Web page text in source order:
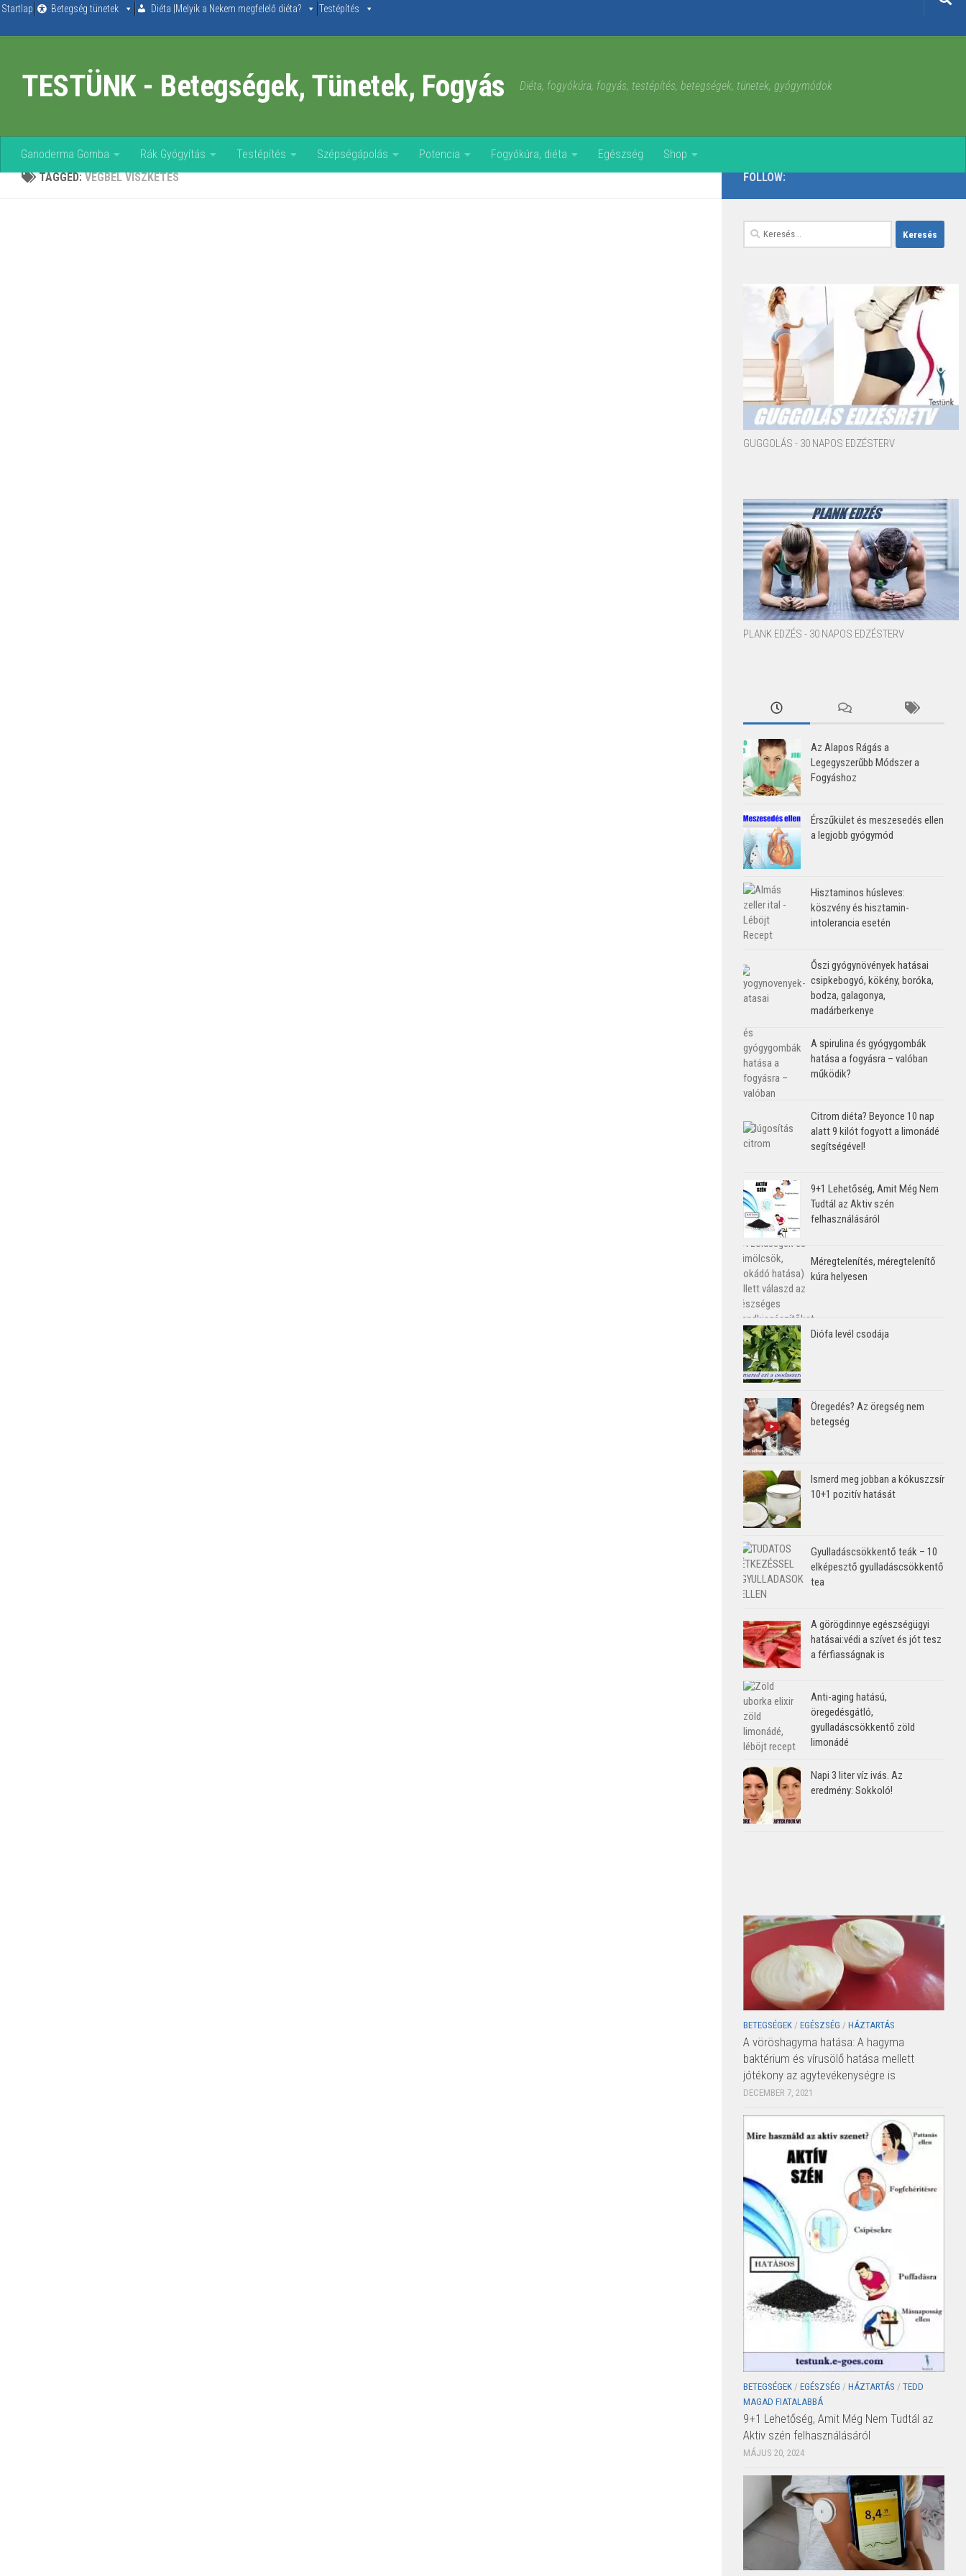
Skip to content
Startlap Betegség tünetek Diéta |Melyik a Nekem megfelelő diéta? Testépítés
TESTÜNK - Betegségek, Tünetek, Fogyás Diéta, fogyókúra, fogyás, testépítés, betegségek, tünetek, gyógymódok
Ganoderma Gomba Rák Gyógyítás Testépítés Szépségápolás Potencia Fogyókúra, diéta Egészség
Shop
TAGGED:VÉGBÉL VISZKETÉS FOLLOW:
Keresés:
GUGGOLÁS - 30 NAPOS EDZÉSTERV
PLANK EDZÉS - 30 NAPOS EDZÉSTERV
Az Alapos Rágás a
Legegyszerűbb Módszer a
Fogyáshoz
Érszűkület és meszesedés ellen
a legjobb gyógymód
Hisztaminos húsleves:
köszvény és hisztamin-
intolerancia esetén
Őszi gyógynövények hatásai
csipkebogyó, kökény, boróka,
bodza, galagonya,
madárberkenye
A spirulina és gyógygombák
hatása a fogyásra – valóban
működik?
Citrom diéta? Beyonce 10 nap
alatt 9 kilót fogyott a limonádé
segítségével!
9+1 Lehetőség, Amit Még Nem
Tudtál az Aktiv szén
felhasználásáról
Méregtelenítés, méregtelenítő
kúra helyesen
Diófa levél csodája
Öregedés? Az öregség nem
betegség
Ismerd meg jobban a kókuszzsír
10+1 pozitív hatását
Gyulladáscsökkentő teák – 10
elképesztő gyulladáscsökkentő
tea
A görögdinnye egészségügyi
hatásai:védi a szívet és jót tesz
a férfiasságnak is
Anti-aging hatású,
öregedésgátló,
gyulladáscsökkentő zöld
limonádé
Napi 3 liter víz ivás. Az
eredmény: Sokkoló!
BETEGSÉGEK / EGÉSZSÉG / HÁZTARTÁS
A vöröshagyma hatása: A hagyma
baktérium és vírusölő hatása mellett
jótékony az agytevékenységre is
DECEMBER 7, 2021
BETEGSÉGEK / EGÉSZSÉG / HÁZTARTÁS / TEDD
MAGAD FIATALABBÁ
9+1 Lehetőség, Amit Még Nem Tudtál az
Aktiv szén felhasználásáról
MÁJUS 20, 2024